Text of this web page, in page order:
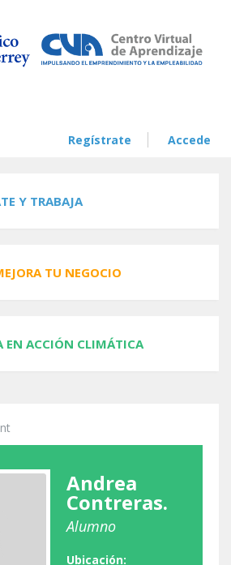
Regístrate Accede
Y TRABAJA
TU NEGOCIO
EN ACCIÓN CLIMÁTICA
usted aquí
Andrea
Contreras.
Alumno
Ubicación: